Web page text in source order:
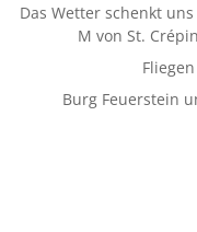
Das Wetter schenkt
M von St.
Burg Feuerstein